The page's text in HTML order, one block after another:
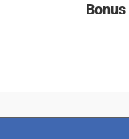
Bonus